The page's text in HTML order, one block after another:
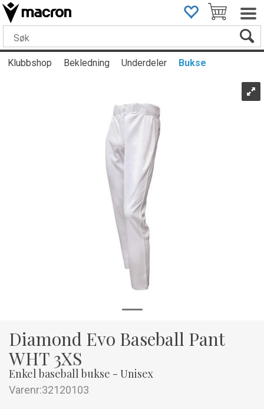
Klubbshop Bekledning Underdeler Bukse
Diamond Evo Baseball Pant
WHT 3XS
Enkel baseball bukse - Unisex
Varenr:32120103